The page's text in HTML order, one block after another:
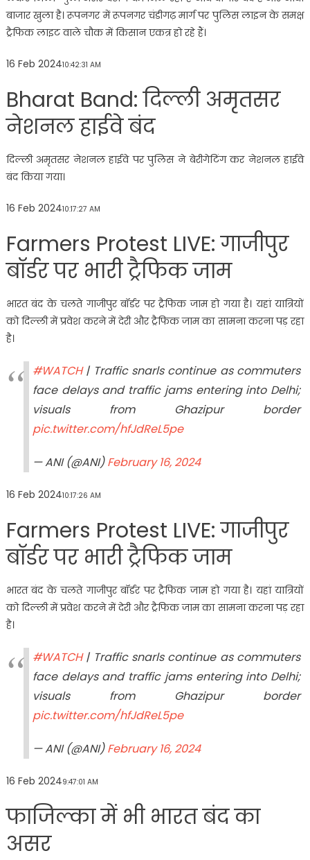
बाजार खुला है। रूपनगर में रूपनगर चंडीगढ़ मार्ग पर पुलिस लाइन के समक्ष
ट्रैफिक लाइट वाले चौक में किसान एकत्र हो रहे हैं।
16 Feb 202410:42:31 AM
Bharat Band: दिल्ली अमृतसर
नेशनल हाईवे बंद
दिल्ली अमृतसर नेशनल हाईवे पर पुलिस ने बेरीगेटिंग कर नेशनल हाईवे
बंद किया गया।
16 Feb 202410:17:27 AM
Farmers Protest LIVE: गाजीपुर
बॉर्डर पर भारी ट्रैफिक जाम
भारत बंद के चलते गाजीपुर बॉर्डर पर ट्रैफिक जाम हो गया है। यहां यात्रियों
को दिल्ली में प्रवेश करने में देरी और ट्रैफिक जाम का सामना करना पड़ रहा
है।
#WATCH| Traffic snarls continue as commuters
face delays and traffic jams entering into Delhi;
visuals from Ghazipur border
pic.twitter.com/hfJdReL5pe
— ANI (@ANI)February 16, 2024
16 Feb 202410:17:26 AM
Farmers Protest LIVE: गाजीपुर
बॉर्डर पर भारी ट्रैफिक जाम
भारत बंद के चलते गाजीपुर बॉर्डर पर ट्रैफिक जाम हो गया है। यहां यात्रियों
को दिल्ली में प्रवेश करने में देरी और ट्रैफिक जाम का सामना करना पड़ रहा
है।
#WATCH| Traffic snarls continue as commuters
face delays and traffic jams entering into Delhi;
visuals from Ghazipur border
pic.twitter.com/hfJdReL5pe
— ANI (@ANI)February 16, 2024
16 Feb 20249:47:01 AM
फाजिल्का में भी भारत बंद का
असर